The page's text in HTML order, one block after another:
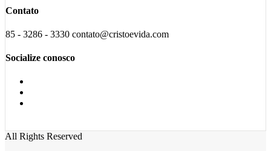
Contato
85 - 3286 - 3330 contato@cristoevida.com
Socialize conosco
All Rights Reserved